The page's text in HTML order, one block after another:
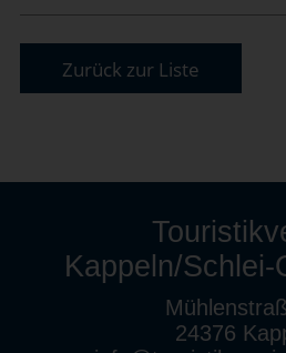
Zurück zur Liste
Kappeln/Schlei-
24376